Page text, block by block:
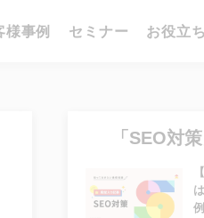
様事例 セミナー お役立
「SEO対